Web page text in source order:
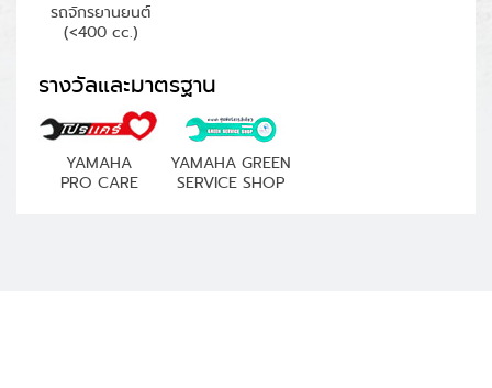
รถจักรยานยนต์
(<400 cc.)
รางวัลและมาตรฐาน
YAMAHA
PRO CARE
YAMAHA GREEN
SERVICE SHOP